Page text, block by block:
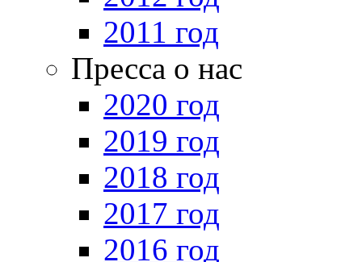
2011 год
Пресса о нас
2020 год
2019 год
2018 год
2017 год
2016 год